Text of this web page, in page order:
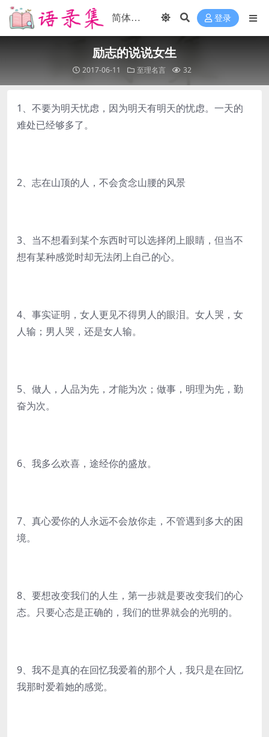
登录
励志的说说女生
2017-06-11 至理名言 32
1、不要为明天忧虑，因为明天有明天的忧虑。一天的
难处已经够多了。
2、志在山顶的人，不会贪念山腰的风景
3、当不想看到某个东西时可以选择闭上眼睛，但当不
想有某种感觉时却无法闭上自己的心。
4、事实证明，女人更见不得男人的眼泪。女人哭，女
人输；男人哭，还是女人输。
5、做人，人品为先，才能为次；做事，明理为先，勤
奋为次。
6、我多么欢喜，途经你的盛放。
7、真心爱你的人永远不会放你走，不管遇到多大的困
境。
8、要想改变我们的人生，第一步就是要改变我们的心
态。只要心态是正确的，我们的世界就会的光明的。
9、我不是真的在回忆我爱着的那个人，我只是在回忆
我那时爱着她的感觉。